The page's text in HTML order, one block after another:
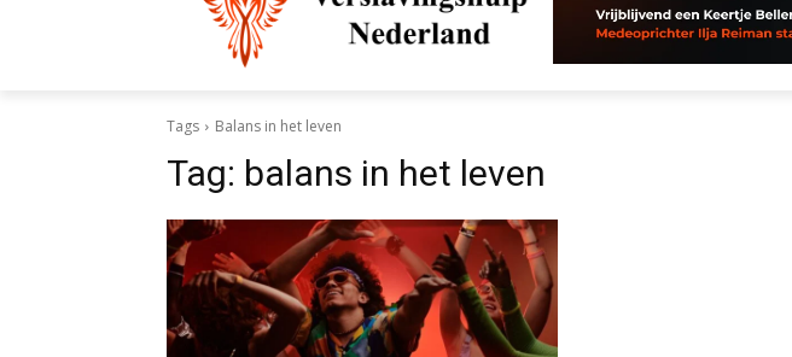
Tags Balans in het leven
Tag: balans in het leven